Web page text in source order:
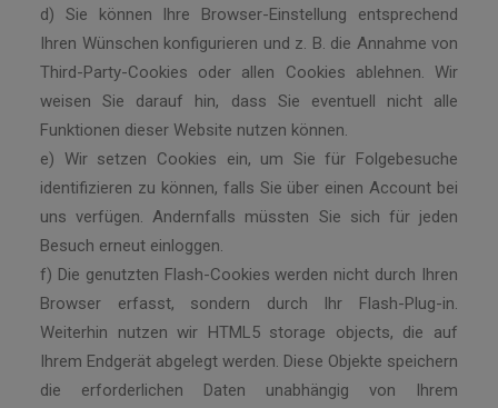
d) Sie können Ihre Browser-Einstellung entsprechend
Ihren Wünschen konfigurieren und z. B. die Annahme von
Third-Party-Cookies oder allen Cookies ablehnen. Wir
weisen Sie darauf hin, dass Sie eventuell nicht alle
Funktionen dieser Website nutzen können.
e) Wir setzen Cookies ein, um Sie für Folgebesuche
identifizieren zu können, falls Sie über einen Account bei
uns verfügen. Andernfalls müssten Sie sich für jeden
Besuch erneut einloggen.
f) Die genutzten Flash-Cookies werden nicht durch Ihren
Browser erfasst, sondern durch Ihr Flash-Plug-in.
Weiterhin nutzen wir HTML5 storage objects, die auf
Ihrem Endgerät abgelegt werden. Diese Objekte speichern
die erforderlichen Daten unabhängig von Ihrem